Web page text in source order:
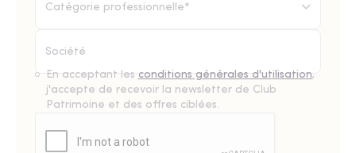
Catégorie professionnelle*
En acceptant les conditions générales d'utilisation,
j'accepte de recevoir la newsletter de Club
Patrimoine et des offres ciblées.